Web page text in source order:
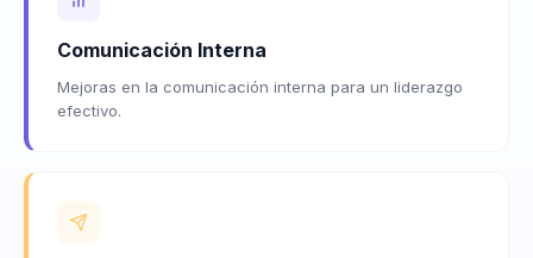
Comunicación Interna
Mejoras en la comunicación interna para un liderazgo
efectivo.